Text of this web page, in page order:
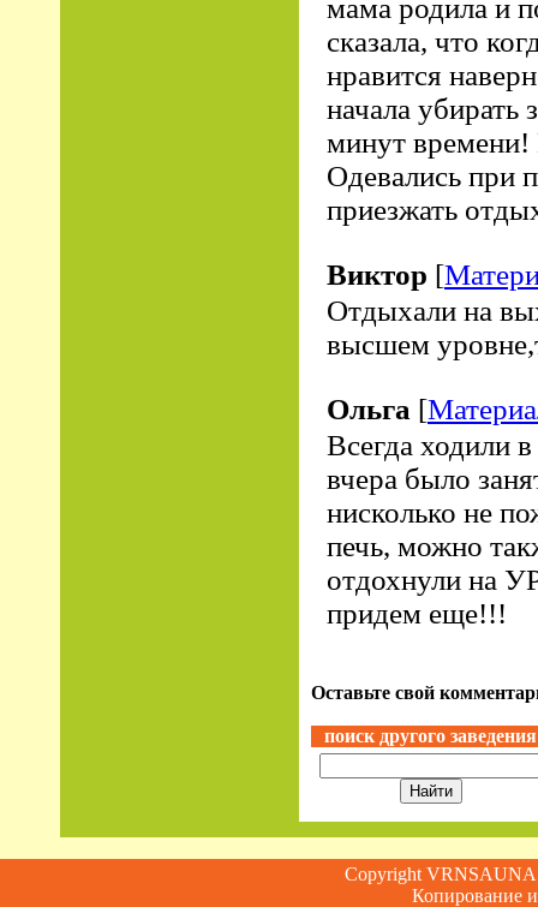
мама родила и
сказала, что
нравится
начала убирать
минут
Одевались при
приезжать
Виктор [
Отдыхали на
высшем
Ольга [
Всегда ходили
вчера было
нисколько не
печь, можно
отдохнули на
придем еще!!!
Оставьте свой
поиск другого заведения
Copyright
Копирование